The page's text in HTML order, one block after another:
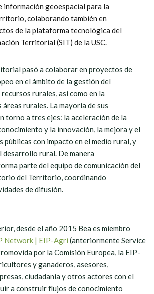
información geoespacial para la
colaborando también en
de la plataforma tecnológica del
Territorial (SIT) de la USC.
pasó a colaborar en proyectos de
en el ámbito de la gestión del
rurales, así como en la
áreas rurales. La mayoría de sus
torno a tres ejes: la aceleración de la
y la innovación, la mejora y el
públicas con impacto en el medio rural, y
desarrollo rural. De manera
parte del equipo de comunicación del
del Territorio, coordinando
de difusión.
desde el año 2015 Bea es miembro
Network | EIP-Agri (anteriormente Service
por la Comisión Europea, la EIP-
y ganaderos, asesores,
ciudadanía y otros actores con el
a construir flujos de conocimiento